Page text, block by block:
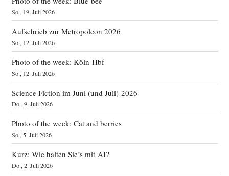
So., 19. Juli 2026
Aufschrieb zur Metropolcon 2026
So., 12. Juli 2026
Photo of the week: Köln Hbf
So., 12. Juli 2026
Science Fiction im Juni (und Juli) 2026
Do., 9. Juli 2026
Photo of the week: Cat and berries
So., 5. Juli 2026
Kurz: Wie halten Sie’s mit AI?
Do., 2. Juli 2026